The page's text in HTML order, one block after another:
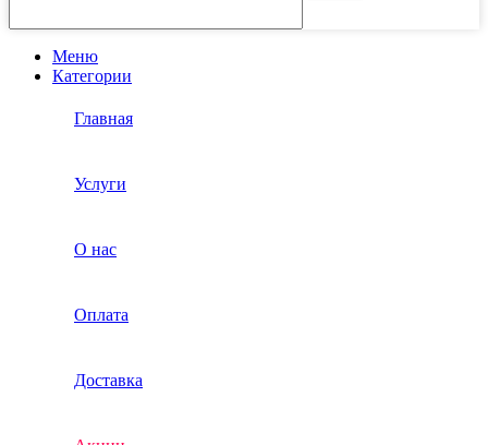
Меню
Категории
Главная
Услуги
О нас
Оплата
Доставка